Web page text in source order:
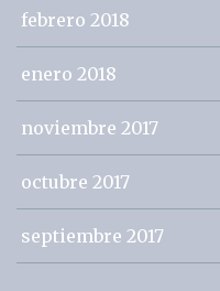
febrero 2018
enero 2018
noviembre 2017
octubre 2017
septiembre 2017